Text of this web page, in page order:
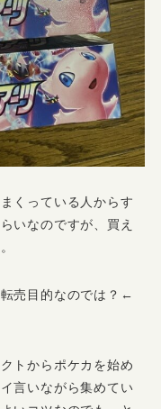
くっている人からす
いなのですが、買え
売目的なのでは？←
トからポケカを始め
言いながら集めてい